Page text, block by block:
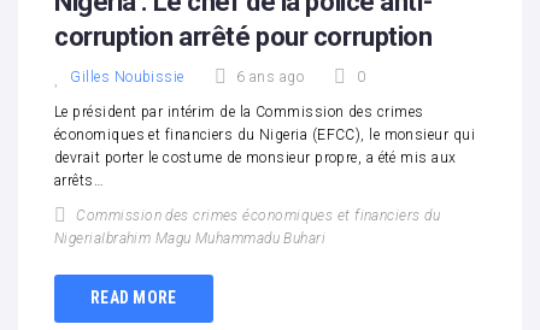
corruption arrêté pour corruption
Gilles Noubissie 6 ans ago 0
Le président par intérim de la Commission des crimes
économiques et financiers du Nigeria (EFCC), le monsieur qui
devrait porter le costume de monsieur propre, a été mis aux
arrêts…
Commission des crimes économiques et financiers du
NigeriaIbrahim Magu Muhammadu Buhari
READ MORE